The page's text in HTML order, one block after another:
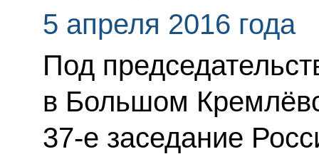
5 апреля 2016 года
Под
в Большом
37-е заседание